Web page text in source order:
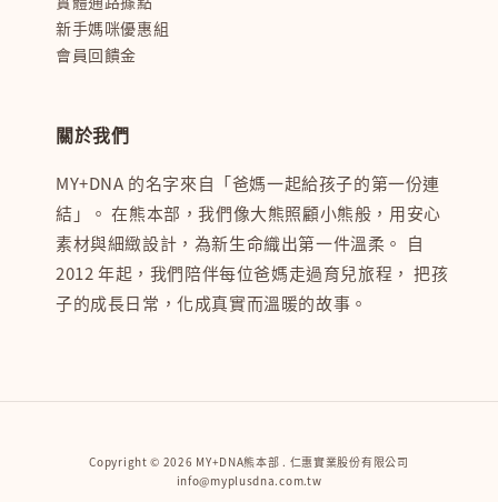
新手媽咪優惠組
會員回饋金
關於我們
MY+DNA 的名字來自「爸媽一起給孩子的第一份連
結」。 在熊本部，我們像大熊照顧小熊般，用安心
素材與細緻設計，為新生命織出第一件溫柔。 自
2012 年起，我們陪伴每位爸媽走過育兒旅程， 把孩
子的成長日常，化成真實而溫暖的故事。
Copyright © 2026 MY+DNA熊本部 . 仁惠實業股份有限公司
info@myplusdna.com.tw